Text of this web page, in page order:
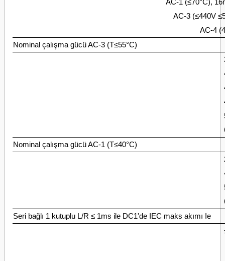
AC-1 (≤70°C),
AC-3 (≤440V
AC-4
Nominal çalışma gücü AC-3 (T≤55°C)
Nominal çalışma gücü AC-1 (T≤40°C)
Seri bağlı 1 kutuplu L/R ≤ 1ms ile DC1'de IEC maks akımı Ie